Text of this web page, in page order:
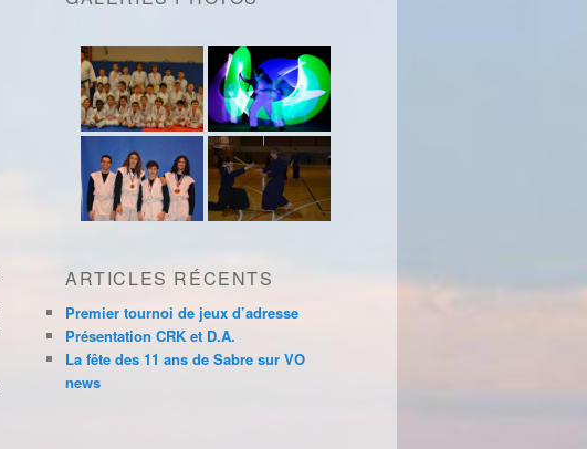
ARTICLES RÉCENTS
Premier tournoi de jeux d’adresse
Présentation CRK et D.A.
La fête des 11 ans de Sabre sur VO
news